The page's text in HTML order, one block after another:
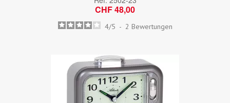
CHF 48,00
4/5 - 2 Bewertungen